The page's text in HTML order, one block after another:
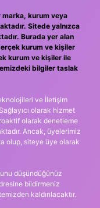
kurum veya
Sitede yalnızca
Burada yer alan
kurum ve kişiler
kurum ve kişiler ile
bilgiler taslak
ve İletişim
olarak hizmet
olarak denetleme
Ancak, üyelerimiz
olup, siteye üye olarak
düşündüğünüz
bildirmeniz
kaldırılacaktır.